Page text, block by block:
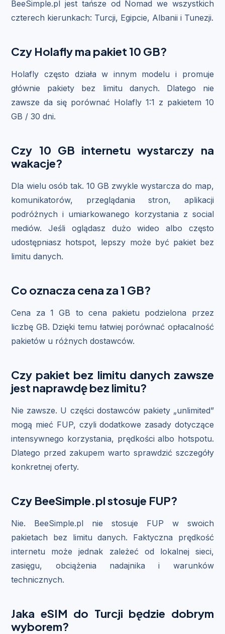
BeeSimple.pl jest tańsze od Nomad we wszystkich
czterech kierunkach: Turcji, Egipcie, Albanii i Tunezji.
Czy Holafly ma pakiet 10 GB?
Holafly często działa w innym modelu i promuje
głównie pakiety bez limitu danych. Dlatego nie
zawsze da się porównać Holafly 1:1 z pakietem 10
GB / 30 dni.
Czy 10 GB internetu wystarczy na
wakacje?
Dla wielu osób tak. 10 GB zwykle wystarcza do map,
komunikatorów, przeglądania stron, aplikacji
podróżnych i umiarkowanego korzystania z social
mediów. Jeśli oglądasz dużo wideo albo często
udostępniasz hotspot, lepszy może być pakiet bez
limitu danych.
Co oznacza cena za 1 GB?
Cena za 1 GB to cena pakietu podzielona przez
liczbę GB. Dzięki temu łatwiej porównać opłacalność
pakietów u różnych dostawców.
Czy pakiet bez limitu danych zawsze
jest naprawdę bez limitu?
Nie zawsze. U części dostawców pakiety „unlimited”
mogą mieć FUP, czyli dodatkowe zasady dotyczące
intensywnego korzystania, prędkości albo hotspotu.
Dlatego przed zakupem warto sprawdzić szczegóły
konkretnej oferty.
Czy BeeSimple.pl stosuje FUP?
Nie. BeeSimple.pl nie stosuje FUP w swoich
pakietach bez limitu danych. Faktyczna prędkość
internetu może jednak zależeć od lokalnej sieci,
zasięgu, obciążenia nadajnika i warunków
technicznych.
Jaka eSIM do Turcji będzie dobrym
wyborem?